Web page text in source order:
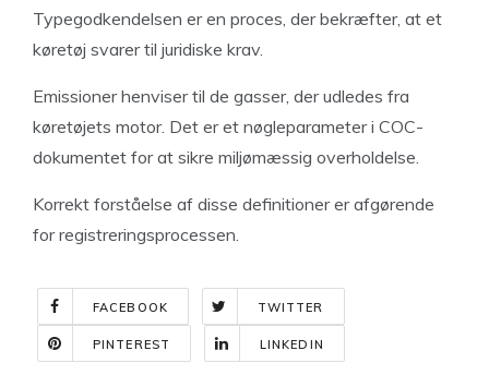
Typegodkendelsen er en proces, der bekræfter, at et
køretøj svarer til juridiske krav.
Emissioner henviser til de gasser, der udledes fra
køretøjets motor. Det er et nøgleparameter i COC-
dokumentet for at sikre miljømæssig overholdelse.
Korrekt forståelse af disse definitioner er afgørende
for registreringsprocessen.
FACEBOOK TWITTER
PINTEREST LINKEDIN